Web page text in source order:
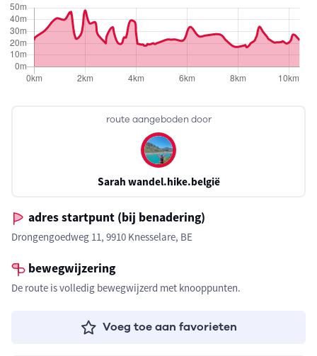
route aangeboden door
Sarah wandel.hike.belgië
adres startpunt (bij benadering)
Drongengoedweg 11, 9910 Knesselare, BE
bewegwijzering
De route is volledig bewegwijzerd met knooppunten.
Voeg toe aan favorieten